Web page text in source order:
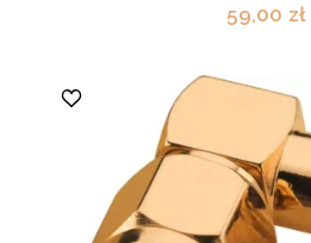
59,00 zł